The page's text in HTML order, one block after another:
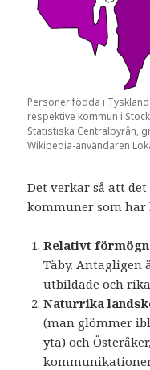
Personer födda i
respektive kommun i
Statistiska Centralbyrån,
Wikipedia-användaren
Det verkar så att
kommuner som
Relativt
Täby. Antagligen
utbildade och
Naturrika
(man glömmer
yta) och